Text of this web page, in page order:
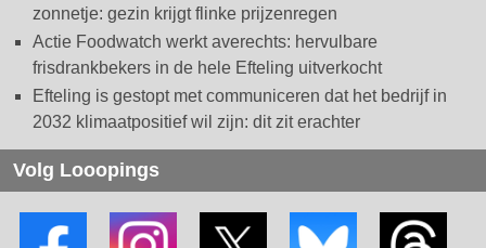
zonnetje: gezin krijgt flinke prijzenregen
Actie Foodwatch werkt averechts: hervulbare
frisdrankbekers in de hele Efteling uitverkocht
Efteling is gestopt met communiceren dat het bedrijf in
2032 klimaatpositief wil zijn: dit zit erachter
Volg Looopings